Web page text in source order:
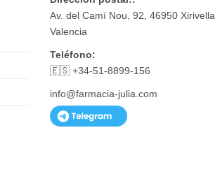
Av. del Camí Nou, 92, 46950 Xirivella,
Valencia
Teléfono:
🇪🇸 +34-51-8899-156
info@farmacia-julia.com